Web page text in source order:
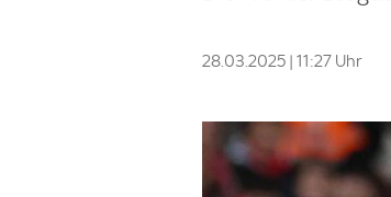
28.03.2025 | 11:27 Uhr